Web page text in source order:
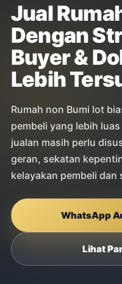
Jual
Dengan
Buyer &
Lebih
Rumah non Bumi lot
pembeli yang lebih
jualan masih perlu
geran, sekatan
kelayakan pembeli
WhatsApp
Lihat